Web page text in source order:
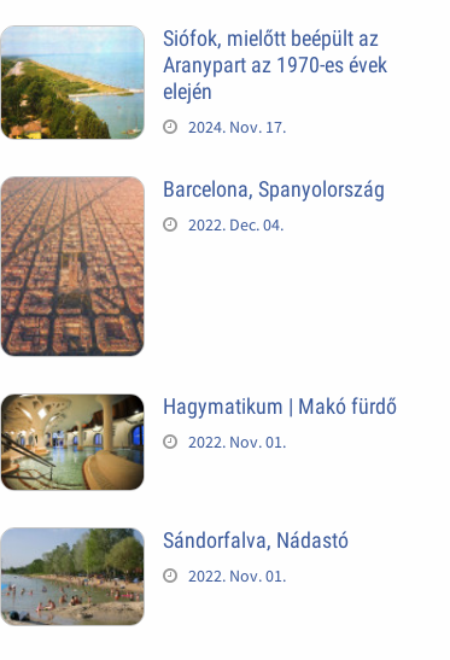
Siófok, mielőtt beépült az
Aranypart az 1970-es évek
elején
2024. Nov. 17.
Barcelona, Spanyolország
2022. Dec. 04.
Hagymatikum | Makó fürdő
2022. Nov. 01.
Sándorfalva, Nádastó
2022. Nov. 01.